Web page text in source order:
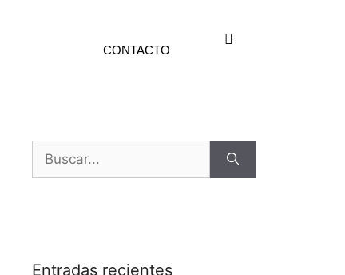
CONTACTO
Entradas recientes